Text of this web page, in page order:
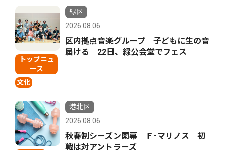
トップニュ
ース
文化
緑区
2026.08.06
区内拠点音楽グループ 子どもに生の音
届ける 22日、緑公会堂でフェス
港北区
2026.08.06
秋春制シーズン開幕 Ｆ･マリノス 初
戦は対アントラーズ